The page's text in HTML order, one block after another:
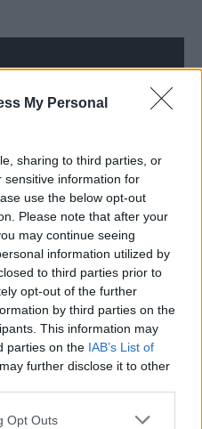
My Personal
sharing to third parties, or
sensitive information for
use the below opt-out
Please note that after your
may continue seeing
information utilized by
to third parties prior to
opt-out of the further
by third parties on the
This information may
parties on the IAB’s List of
further disclose it to other
Opt Outs